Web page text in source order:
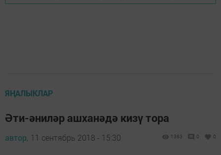
ЯҢАЛЫКЛАР
Әти-әниләр ашханәдә кизү тора
автор, 11 сентябрь 2018 - 15:30 1363 0 0